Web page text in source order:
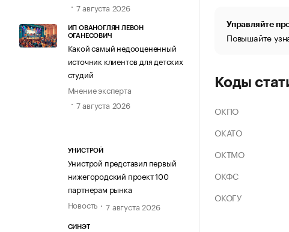
7 августа 2026
ИП ОВАНОГЛЯН ЛЕВОН
ОГАНЕСОВИЧ
Какой самый недооцененный
источник клиентов для детских
студий
Мнение эксперта
7 августа 2026
УНИСТРОЙ
Унистрой представил первый
нижегородский проект 100
партнерам рынка
Новость
7 августа 2026
СИНЭТ
Управляйте
Повышайте
Коды
ОКПО
ОКАТО
ОКТМО
ОКФС
ОКОГУ